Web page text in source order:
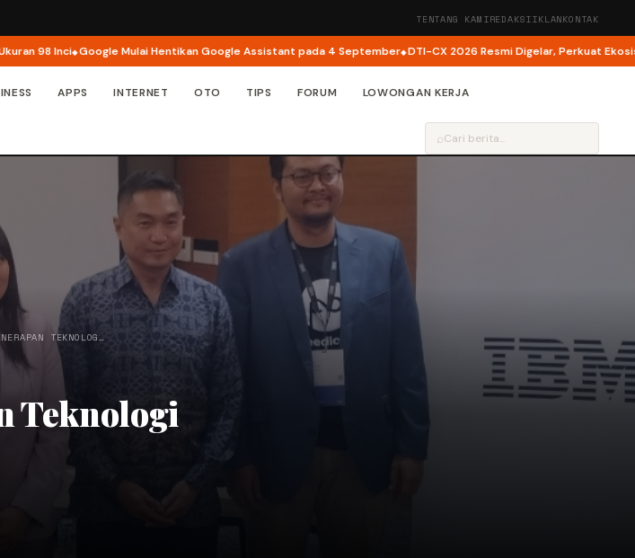
TENTANG KAMIREDAKSIIKLANKONTAK
Google Mulai Hentikan Google Assistant pada 4 September DTI-CX 2026 Resmi Digelar, Perkuat Ekosistem
APPS INTERNET OTO TIPS FORUM LOWONGAN KERJA
⌕
TEKNOLOG…
Teknologi